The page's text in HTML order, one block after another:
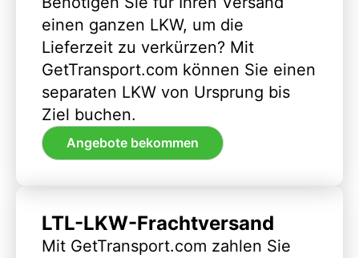
einen ganzen LKW, um die
Lieferzeit zu verkürzen? Mit
GetTransport.com können Sie einen
separaten LKW von Ursprung bis
Ziel buchen.
Angebote bekommen
LTL-LKW-Frachtversand
Mit GetTransport.com zahlen Sie